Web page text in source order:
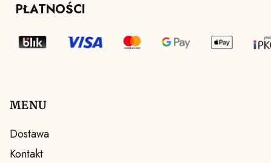
PŁATNOŚCI
Linki w stopce
MENU
Dostawa
Kontakt